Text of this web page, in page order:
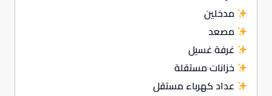
مدخلين
مصعد
غرفة غسيل
خزانات مستقلة
عداد كهرباء مستقل